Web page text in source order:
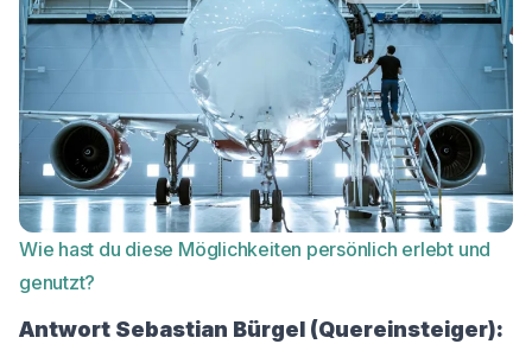
Wie hast du diese Möglichkeiten persönlich erlebt und
genutzt?
Antwort Sebastian Bürgel (Quereinsteiger):